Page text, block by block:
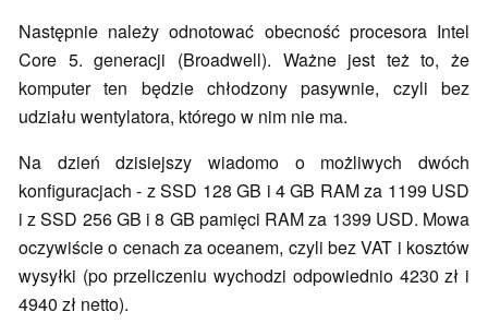
Następnie należy odnotować obecność procesora Intel
Core 5. generacji (Broadwell). Ważne jest też to, że
komputer ten będzie chłodzony pasywnie, czyli bez
udziału wentylatora, którego w nim nie ma.
Na dzień dzisiejszy wiadomo o możliwych dwóch
konfiguracjach - z SSD 128 GB i 4 GB RAM za 1199 USD
i z SSD 256 GB i 8 GB pamięci RAM za 1399 USD. Mowa
oczywiście o cenach za oceanem, czyli bez VAT i kosztów
wysyłki (po przeliczeniu wychodzi odpowiednio 4230 zł i
4940 zł netto).